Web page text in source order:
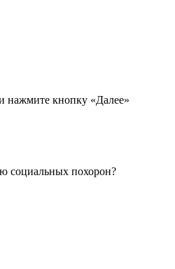
нажмите кнопку «Далее»
социальных похорон?